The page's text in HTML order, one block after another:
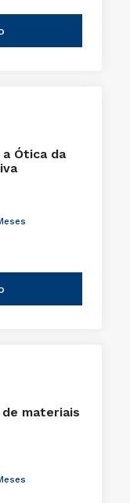
Ótica da
materiais